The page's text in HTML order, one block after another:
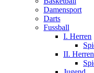
Damensport
Darts
Fussball
I. Herren
II. Herren